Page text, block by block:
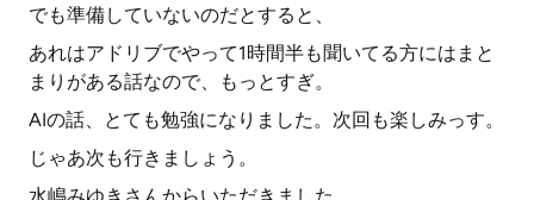
でも準備していないのだとすると、
あれはアドリブでやって1時間半も聞いてる方にはまと
まりがある話なので、もっとすぎ。
AIの話、とても勉強になりました。次回も楽しみっす。
じゃあ次も行きましょう。